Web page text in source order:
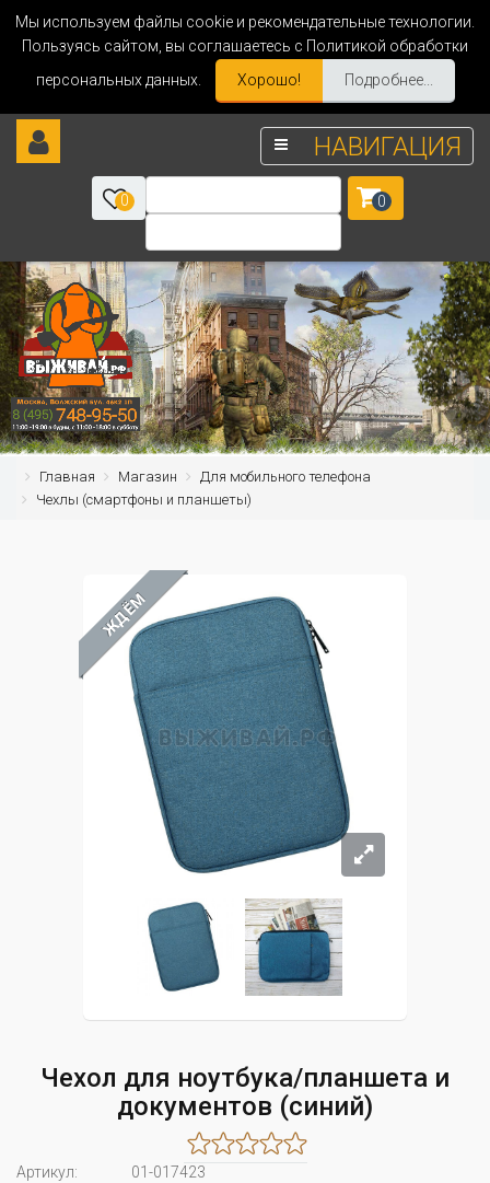
Мы используем файлы cookie и рекомендательные технологии.
Пользуясь сайтом, вы соглашаетесь с Политикой обработки
персональных данных.
Хорошо! Подробнее...
НАВИГАЦИЯ
0 0
Главная Магазин
Для мобильного телефона
Чехлы (смартфоны и планшеты)
ЖДЁМ
Чехол для ноутбука/планшета и
документов (синий)
Артикул:
01-017423